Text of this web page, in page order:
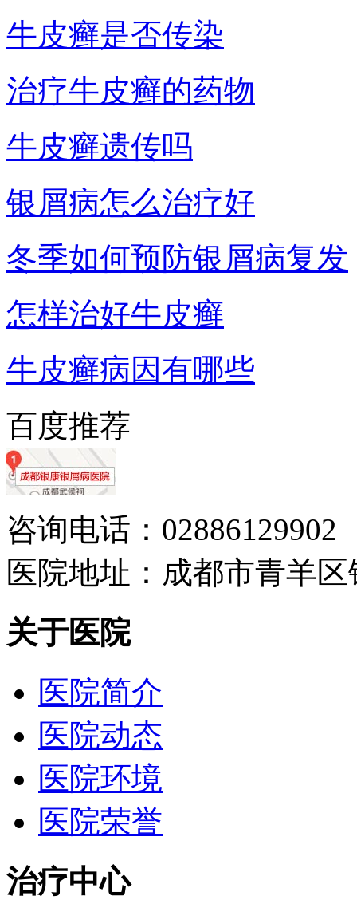
牛皮癣是否传染
治疗牛皮癣的药物
牛皮癣遗传吗
银屑病怎么治疗好
冬季如何预防银屑病复发
怎样治好牛皮癣
牛皮癣病因有哪些
百度推荐
咨询电话：02886129902
医院地址：成都市青羊
关于医院
医院简介
医院动态
医院环境
医院荣誉
治疗中心